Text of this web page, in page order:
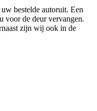
bestelde autoruit. Een
voor de deur vervangen.
zijn wij ook in de